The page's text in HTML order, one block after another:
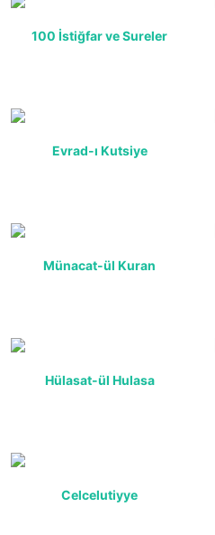
100 İstiğfar ve Sureler
Evrad-ı Kutsiye
Münacat-ül Kuran
Hülasat-ül Hulasa
Celcelutiyye